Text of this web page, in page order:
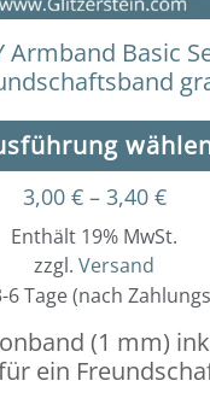
Armband Basic
3,00 € – 3,40 €
Enthält 19% MwSt.
zzgl. Versand
6 Tage (nach
(1 mm)
ein